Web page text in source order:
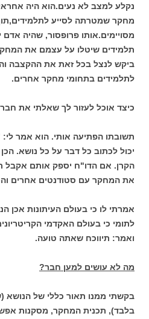
נקלע למצב לא נעים.הוא היה
מחקר שמטרתה לסייע
מסויימים.אותו פרופסור, שהיה
תלמידים שיטלו על עצמם את
ביקש לנצל בכל זאת את ההקצבה
לתלמידים בתחומי מחקר אחרים.
כיצד אוכל לעזור לך שאלתי את
תשובתו הפתיעה אותי. הוא אמר לי:
יכול לכתוב כל דבר על כל נושא.
הקרן. אם הדו"ח יספק אותם אקבל
את המחקר עם סטודנטים אחרים
אמרתי לו כי בעולם העיתונות אכן
לתומי כי בעולם האקדמי
ואמר: תיווכח שאתה טועה.
מה לא עושים למען חבר?
בקשתי ממנו תאור כללי של הנושא
בלבד), תכנית המחקר, מסקנות